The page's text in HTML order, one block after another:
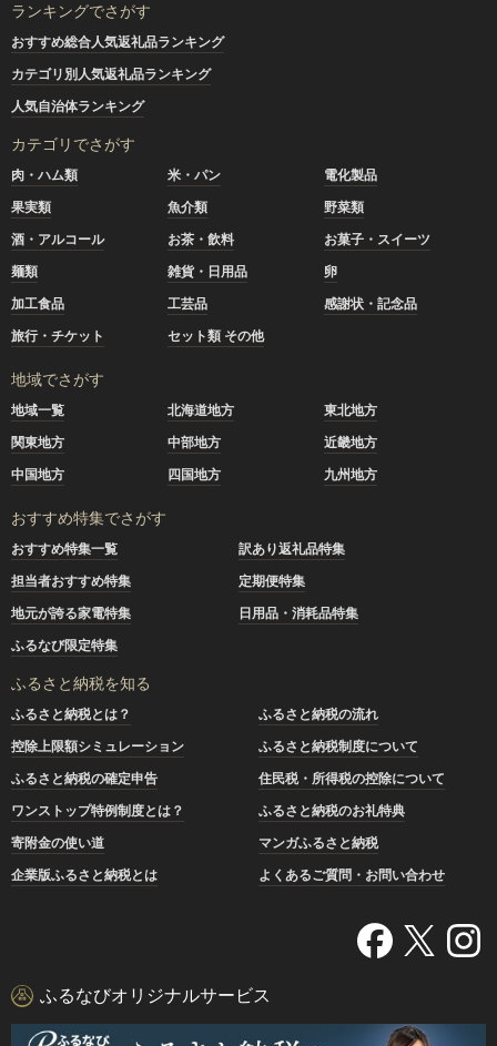
ランキングでさがす
おすすめ総合人気返礼品ランキング
カテゴリ別人気返礼品ランキング
人気自治体ランキング
カテゴリでさがす
肉・ハム類 米・パン
電化製品
果実類
魚介類
野菜類
酒・アルコール
お茶・飲料
お菓子・スイーツ
麺類
雑貨・日用品
卵
加工食品
工芸品
感謝状・記念品
旅行・チケット
セット類 その他
地域でさがす
地域一覧 北海道地方
東北地方
関東地方
中部地方
近畿地方
中国地方
四国地方 九州地方
おすすめ特集でさがす
おすすめ特集一覧
訳あり返礼品特集
担当者おすすめ特集
定期便特集
地元が誇る家電特集
日用品・消耗品特集
ふるなび限定特集
ふるさと納税を知る
ふるさと納税とは？
ふるさと納税の流れ
控除上限額シミュレーション
ふるさと納税制度について
ふるさと納税の確定申告
住民税・所得税の控除について
ワンストップ特例制度とは？
ふるさと納税のお礼特典
寄附金の使い道
マンガふるさと納税
企業版ふるさと納税とは
よくあるご質問・お問い合わせ
ふるなびオリジナルサービス